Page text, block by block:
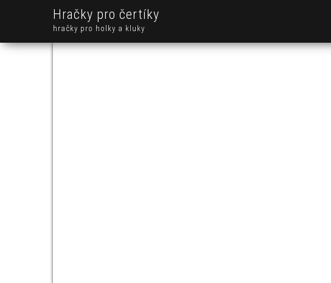
Hračky pro čertíky
hračky pro holky a kluky